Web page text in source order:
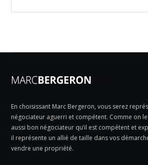
En choisissant Marc Bergeron, vous serez
négociateur aguerri et compétent. Comme on
aussi bon négociateur qu’il est compétent et
il représente un allié de taille dans vos
vendre une propriété.